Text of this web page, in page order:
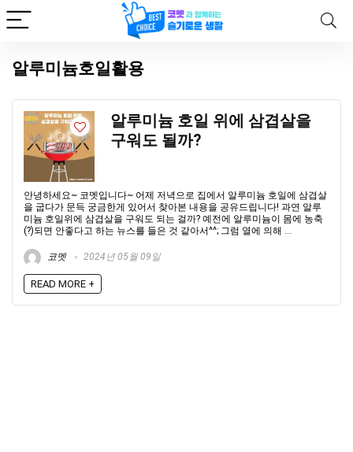
알루미늄호일활용
알루미늄 호일 위에 삼겹살을
구워도 될까?
안녕하세요~ 코멧입니다~ 어제 저녁으로 집에서 알루미늄 호일에 삼겹살
을 굽다가 문득 궁금한게 있어서 찾아본 내용을 공유드립니다! 과연 알루
미늄 호일위에 삼겹살을 구워도 되는 걸까? 예전에 알루미늄이 몸에 농축
(?)되면 안좋다고 하는 뉴스를 들은 것 같아서^^; 그럼 열에 의해 ...
코멧 2024년 05월 09일
READ MORE +